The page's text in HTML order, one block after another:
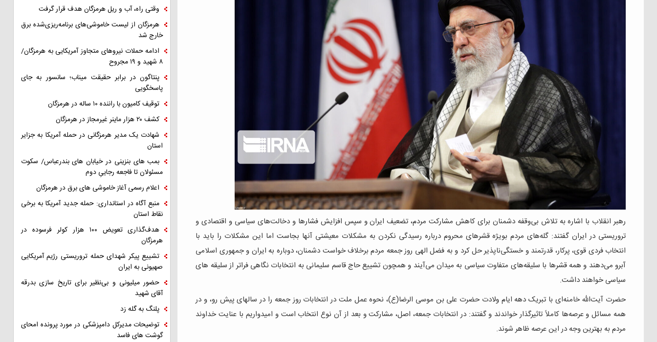
رهبر انقلاب با اشاره به تلاش بی‌وقفه دشمنان برای کاهش مشارکت مردم، تضعیف ایران و سپس افزایش فشارها و دخالت‌های سیاسی و اقتصادی و
تروریستی در ایران گفتند: گله‌های مردم بویژه قشرهای محروم درباره رسیدگی نکردن به مشکلات معیشتی آنها بجاست اما این مشکلات را باید با
انتخاب فردی قوی، پرکار، قدرتمند و خستگی‌ناپذیر حل کرد و به فضل الهی روز جمعه مردم برخلاف خواست دشمنان، دوباره به ایران و جمهوری اسلامی
آبرو می‌دهند و همه قشرها با سلیقه‌های متفاوت سیاسی به میدان می‌آیند و همچون تشییع حاج قاسم سلیمانی به انتخابات نگاهی فراتر از سلیقه های
سیاسی خواهند داشت.
حضرت آیت‌الله خامنه‌ای با تبریک دهه ایام ولادت حضرت علی بن موسی الرضا(ع)، نحوه عمل ملت در انتخابات روز جمعه را در سالهای پیش رو، و در
همه مسائل و عرصه‌ها کاملاً تاثیرگذار خواندند و گفتند: در انتخابات جمعه، اصل، مشارکت و بعد از آن نوع انتخاب است و امیدواریم با عنایت خداوند
مردم به بهترین وجه در این عرصه ظاهر شوند.
وقتی راه، آب و ریل هرمزگان هدف قرار گرفت
هرمزگان از لیست خاموشی‌های برنامه‌ریزی‌شده برق
خارج شد
ادامه حملات نیروهای متجاوز آمریکایی به هرمزگان/
۸ شهید و ۱۹ مجروح
پنتاگون در برابر حقیقت میناب؛ سانسور به جای
پاسخگویی
توقیف کامیون با راننده ۱۰ ساله در هرمزگان
کشف ۲۰ هزار ماینر غیرمجاز در هرمزگان
شهادت یک مدیر هرمزگانی در حمله آمریکا به جزایر
استان
بمب های بنزینی در خیابان های بندرعباس/ سکوت
مسئولان تا فاجعه رجاییِ دوم
اعلام رسمی آغاز خاموشی های برق در هرمزگان
منبع آگاه در استانداری: حمله جدید آمریکا به برخی
نقاط استان
هدف‌گذاری تعویض ۱۰۰ هزار کولر فرسوده در
هرمزگان
تشییع پیکر شهدای حمله تروریستی رژیم آمریکایی
صهیونی به ایران
حضور میلیونی و بی‌نظیر برای تاریخ سازی بدرقه
آقای شهید
پلنگ به گله زد
توضیحات مدیرکل دامپزشکی در مورد پرونده امحای
گوشت های فاسد